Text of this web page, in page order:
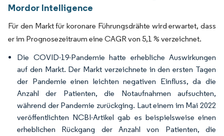
Mordor Intelligence
Für den Markt für koronare Führungsdrähte wird erwartet, dass
er im Prognosezeitraum eine CAGR von 5,1 % verzeichnet.
Die COVID-19-Pandemie hatte erhebliche Auswirkungen
auf den Markt. Der Markt verzeichnete in den ersten Tagen
der Pandemie einen leichten negativen Einfluss, da die
Anzahl der Patienten, die Notaufnahmen aufsuchten,
während der Pandemie zurückging. Laut einem im Mai 2022
veröffentlichten NCBI-Artikel gab es beispielsweise einen
erheblichen Rückgang der Anzahl von Patienten, die